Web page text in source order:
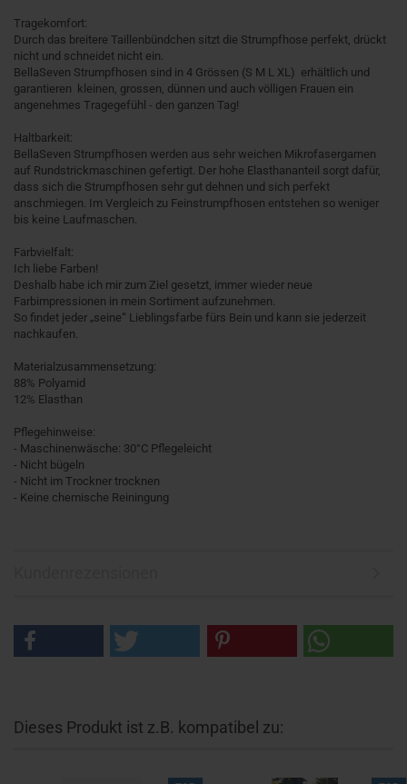
Tragekomfort:
Durch das breitere Taillenbündchen sitzt die Strumpfhose perfekt, drückt
nicht und schneidet nicht ein.
BellaSeven Strumpfhosen sind in 4 Grössen (S M L XL) erhältlich und
garantieren kleinen, grossen, dünnen und auch völligen Frauen ein
angenehmes Tragegefühl - den ganzen Tag!
Haltbarkeit:
BellaSeven Strumpfhosen werden aus sehr weichen Mikrofasergarnen
auf Rundstrickmaschinen gefertigt. Der hohe Elasthananteil sorgt dafür,
dass sich die Strumpfhosen sehr gut dehnen und sich perfekt
anschmiegen. Im Vergleich zu Feinstrumpfhosen entstehen so weniger
bis keine Laufmaschen.
Farbvielfalt:
Ich liebe Farben!
Deshalb habe ich mir zum Ziel gesetzt, immer wieder neue
Farbimpressionen in mein Sortiment aufzunehmen.
So findet jeder „seine“ Lieblingsfarbe fürs Bein und kann sie jederzeit
nachkaufen.
Materialzusammensetzung:
88% Polyamid
12% Elasthan
Pflegehinweise:
- Maschinenwäsche: 30°C Pflegeleicht
- Nicht bügeln
- Nicht im Trockner trocknen
- Keine chemische Reiningung
Dieses Produkt ist z.B. kompatibel zu: